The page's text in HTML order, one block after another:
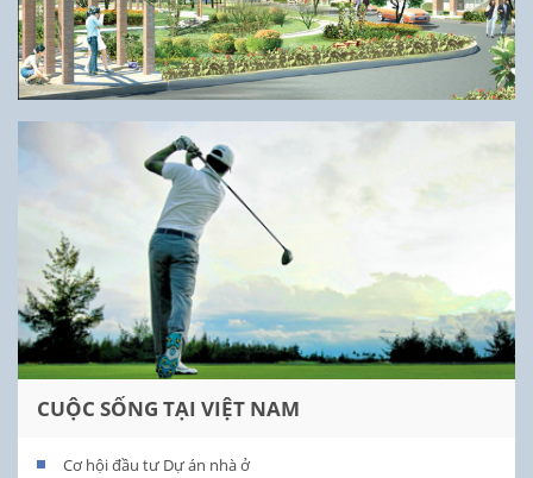
CUỘC SỐNG TẠI VIỆT NAM
Cơ hội đầu tư Dự án nhà ở